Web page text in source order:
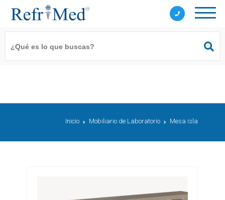
Inicio Mobiliario de Laboratorio Mesa isla